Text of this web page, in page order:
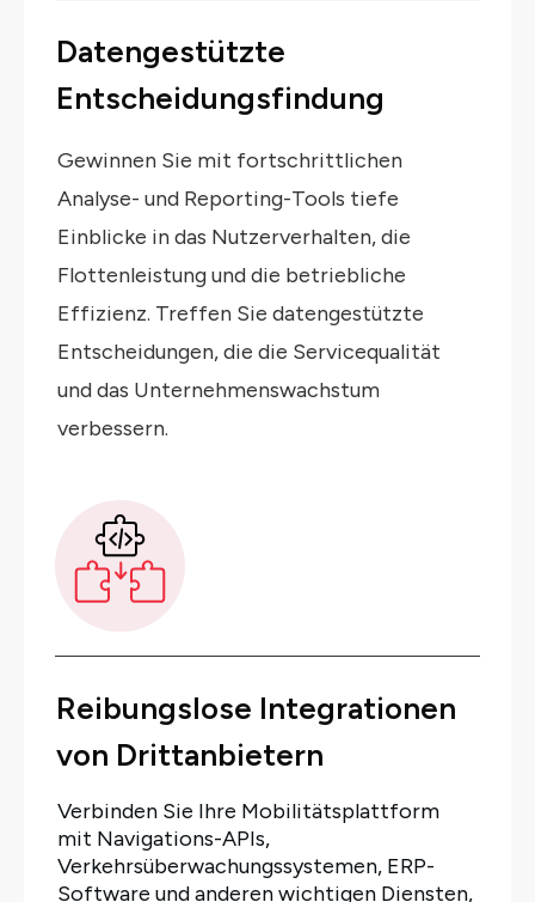
Datengestützte
Entscheidungsfindung
Gewinnen Sie mit fortschrittlichen
Analyse- und Reporting-Tools tiefe
Einblicke in das Nutzerverhalten, die
Flottenleistung und die betriebliche
Effizienz. Treffen Sie datengestützte
Entscheidungen, die die Servicequalität
und das Unternehmenswachstum
verbessern.
Reibungslose Integrationen
von Drittanbietern
Verbinden Sie Ihre Mobilitätsplattform
mit Navigations-APIs,
Verkehrsüberwachungssystemen, ERP-
Software und anderen wichtigen Diensten,